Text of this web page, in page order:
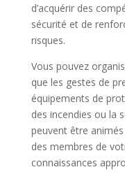
d’acquérir des
sécurité et de
risques.
Vous pouvez
que les gestes de
équipements de
des incendies ou la
peuvent être
des membres de
connaissances